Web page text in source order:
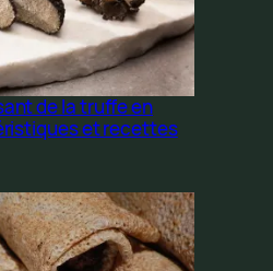
de la truffe en
et recettes